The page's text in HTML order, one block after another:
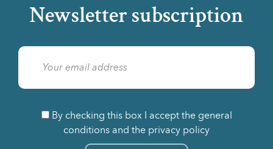
Newsletter subscription
By checking this box I accept the general
conditions and the privacy policy